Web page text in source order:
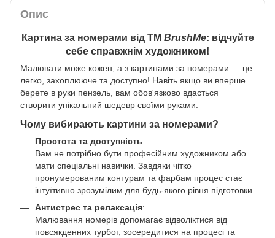
Опис
Картина за номерами від ТМ BrushMe: відчуйте
себе справжнім художником!
Малювати може кожен, а з картинами за номерами — це
легко, захоплююче та доступно! Навіть якщо ви вперше
берете в руки пензель, вам обов'язково вдасться
створити унікальний шедевр своїми руками.
Чому вибирають картини за номерами?
Простота та доступність:
Вам не потрібно бути професійним художником або
мати спеціальні навички. Завдяки чітко
пронумерованим контурам та фарбам процес стає
інтуїтивно зрозумілим для будь-якого рівня підготовки.
Антистрес та релаксація:
Малювання номерів допомагає відволіктися від
повсякденних турбот, зосередитися на процесі та